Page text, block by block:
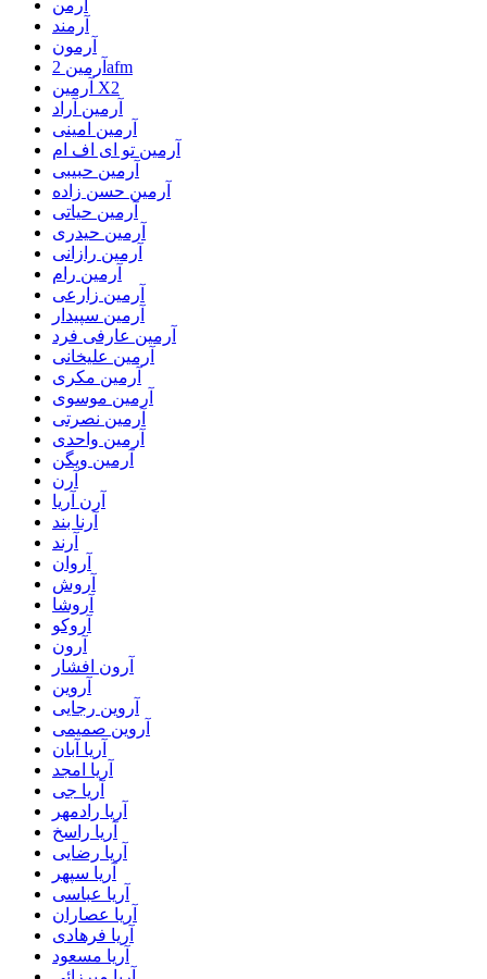
آرمن
آرمند
آرمون
آرمین 2afm
آرمین X2
آرمین آراد
آرمین امینی
آرمین تو ای اف ام
آرمین حبیبی
آرمین حسن زاده
آرمین حیاتی
آرمین حیدری
آرمین رازانی
آرمین رام
آرمین زارعی
آرمین سپیدار
آرمین عارفی فرد
آرمین علیخانی
آرمین مکری
آرمین موسوی
آرمین نصرتی
آرمین واحدی
آرمین ویگن
آرن
آرن آریا
آرنا بند
آرند
آروان
آروش
آروشا
آروکو
آرون
آرون افشار
آروین
آروین رجایی
آروین صمیمی
آریا آبان
آریا امجد
آریا جی
آریا رادمهر
آریا راسخ
آریا رضایی
آریا سپهر
آریا عباسی
آریا عصاران
آریا فرهادی
آریا مسعود